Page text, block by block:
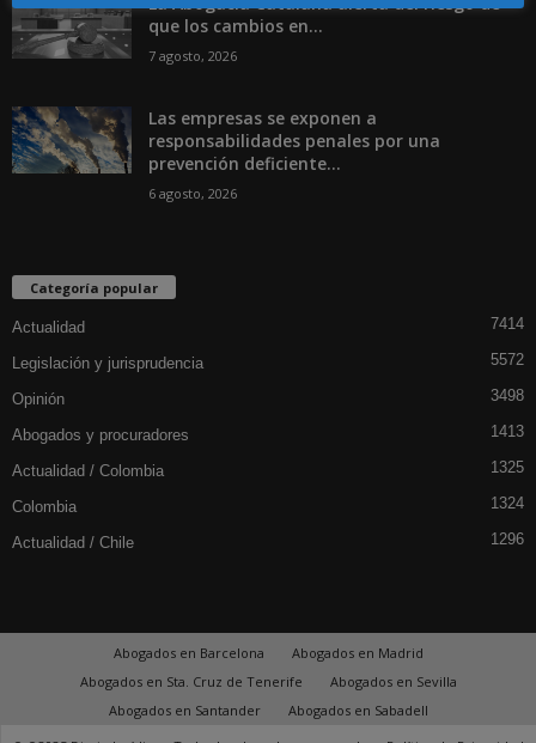
que los cambios en...
7 agosto, 2026
Las empresas se exponen a
responsabilidades penales por una
prevención deficiente...
6 agosto, 2026
Categoría popular
Actualidad 7414
Legislación y jurisprudencia 5572
Opinión 3498
Abogados y procuradores 1413
Actualidad / Colombia 1325
Colombia 1324
Actualidad / Chile 1296
Abogados en Barcelona
Abogados en Madrid
Abogados en Sta. Cruz de Tenerife
Abogados en Sevilla
Abogados en Santander
Abogados en Sabadell